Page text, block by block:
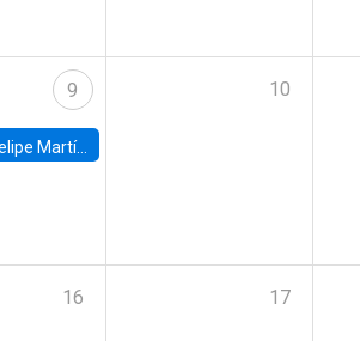
9
alumno Doctorado en Economía UC
10
16 17